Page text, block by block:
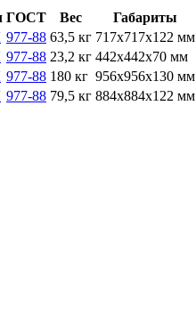
ГОСТ Вес
Габариты
977-88 63,5 кг 717х717х122 мм
977-88 23,2 кг 442х442х70 мм
977-88 180 кг 956х956х130 мм
977-88 79,5 кг 884х884х122 мм